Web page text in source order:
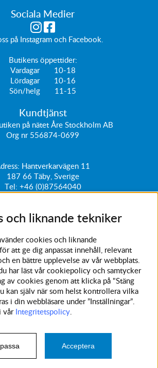
Sociala Medier
på Instagramoch Facebook
Butikens öppettider:
Vardagar 10-18
Lördagar 10-16
Sön/helg 11-15
Kundtjänst
på nätet Åre Stockholm AB
Org nr 556874-0699
Hantverkarvägen 11
187 66 Täby, Sverige
Tel: +46 (0)87564040
Få vårt nyhetsbrev
nedan för att ta del av nyheter och
erbjudanden
SKICKA
Avanmäl nyhetsbrev
och liknande tekniker
cookies och liknande
att ge dig anpassat innehåll, relevant
en bättre upplevelse av vår webbplats.
har läst vår cookiepolicy och samtycker
av cookies genom att klicka på "Stäng
kan själv när som helst kontrollera vilka
i din webbläsare under ”Inställningar”.
vår Integritetspolicy.
Acceptera